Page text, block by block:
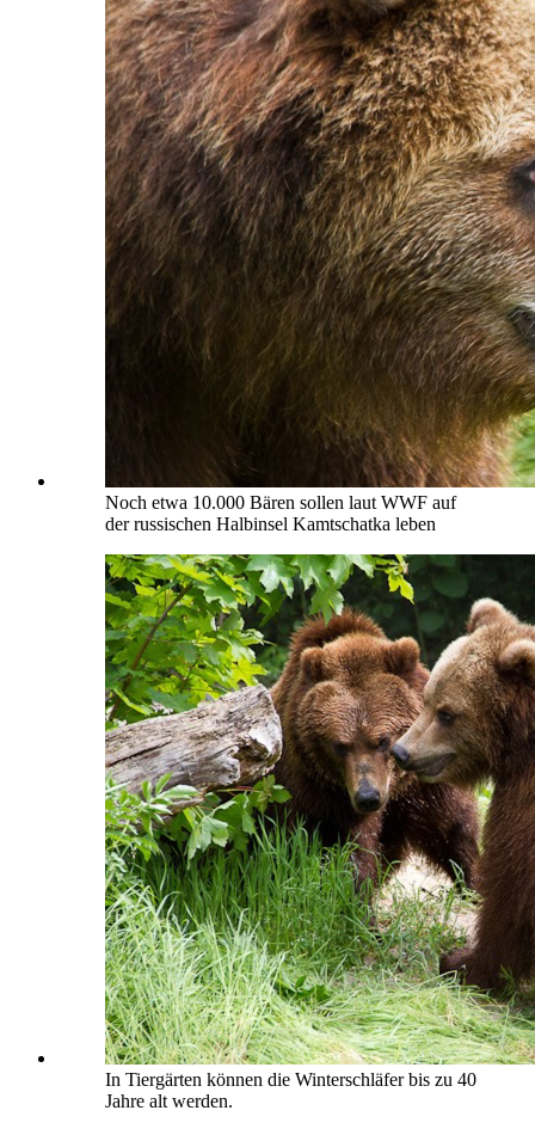
Noch etwa 10.000 Bären sollen laut WWF auf
der russischen Halbinsel Kamtschatka leben
In Tiergärten können die Winterschläfer bis zu 40
Jahre alt werden.